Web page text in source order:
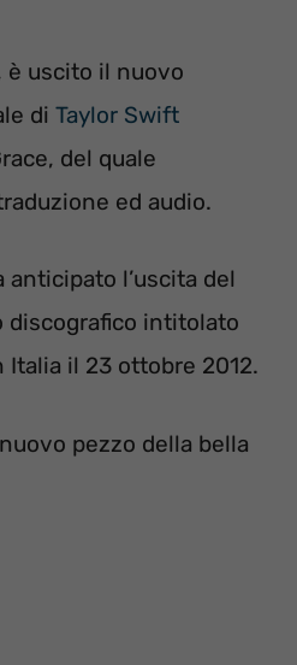
è uscito il nuovo
di Taylor Swift
del quale
ed audio.
anticipato l’uscita del
discografico intitolato
Italia il 23 ottobre 2012.
pezzo della bella